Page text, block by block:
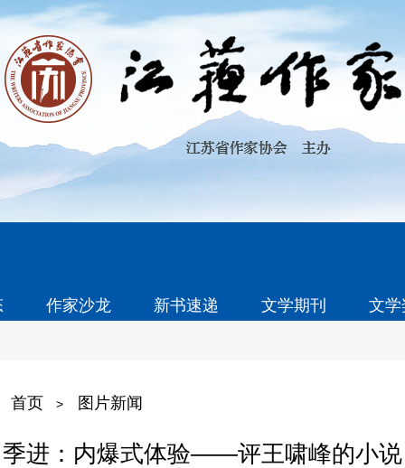
作家沙龙 新书速递 文学期刊 文
首页 > 图片新闻
季进：内爆式体验——评王啸峰的小说